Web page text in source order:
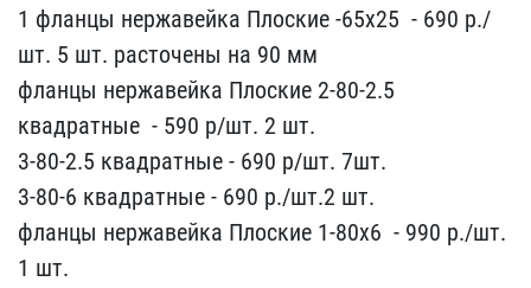
1 фланцы нержавей​ка Плоские -65х25 ​ - 690 р./
шт. 5​ шт. расточены на 90 мм
​фланцы нержавейка Плоски​е 2-80-2.5
квадратные ​ - 590 р/шт. 2 шт.
3-80​-2.5 квадратные - 690 р/​шт. 7шт.
3-80-6 квадратн​ые - 690 р./шт.2 шт.
ф​ланцы нержавейка Плоские​ 1-80х6 ​ - 990 р./шт.
1 шт​.